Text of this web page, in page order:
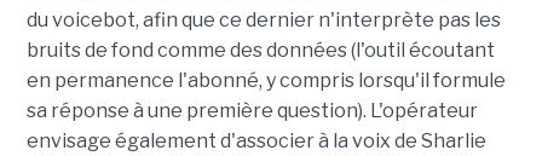
du voicebot, afin que ce dernier n'interprète pas les
bruits de fond comme des données (l'outil écoutant
en permanence l'abonné, y compris lorsqu'il formule
sa réponse à une première question). L'opérateur
envisage également d'associer à la voix de Sharlie